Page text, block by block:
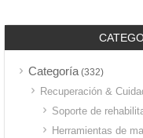
Categoría(332)
Recuperación &
Soporte de
Herramientas de